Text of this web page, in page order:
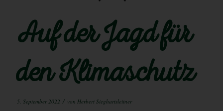
Auf der Jagd für
den Klimaschutz
5. September 2022 / von Herbert Sieghartsleitner